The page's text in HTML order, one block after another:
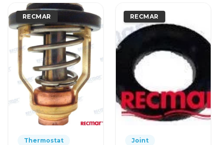
RECMAR
Thermostat
RECMAR
Joint